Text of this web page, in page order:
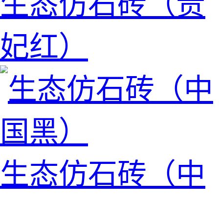
妃红）
生态仿石砖（中